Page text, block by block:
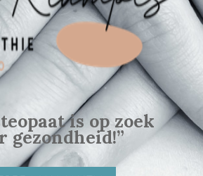
is op zoek
gezondheid!”